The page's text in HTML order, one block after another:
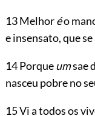
13 Melhoréo
e insensato, que
14 Porqueumsae
nasceu pobre no
15 Vi a todos os